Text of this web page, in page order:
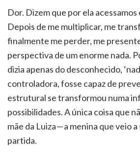
Dor. Dizem que por ela acessamos
Depois de me multiplicar, me
finalmente me perder, me
perspectiva de um enorme nada.
dizia apenas do desconhecido,
controladora, fosse capaz de
estrutural se transformou numa
possibilidades. A única coisa que
mãe da Luiza — a menina que veio
partida.